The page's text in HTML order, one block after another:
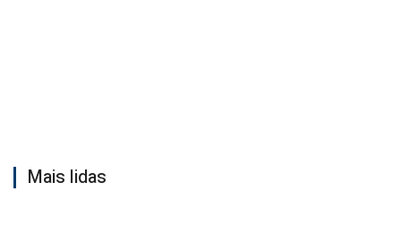
Mais lidas